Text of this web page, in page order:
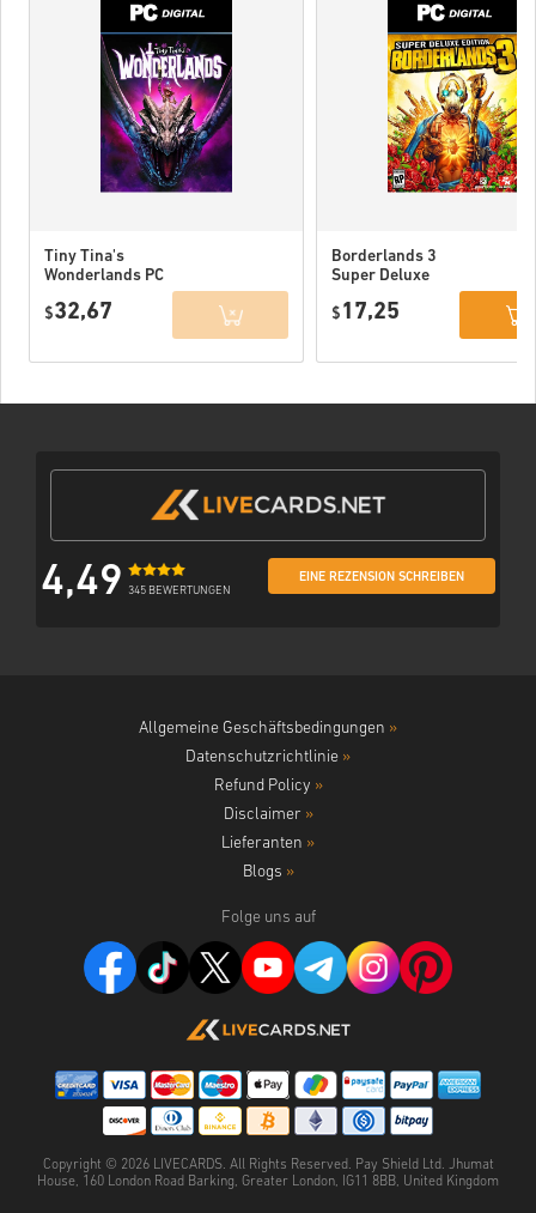
Tiny Tina's
Wonderlands PC
$32,67
Borderlands 3
Super Deluxe
Games) EU
$ 17,25
4,49 345 BEWERTUNGEN
EINE REZENSION SCHREIBEN
Allgemeine Geschäftsbedingungen »
Datenschutzrichtlinie »
Refund Policy »
Disclaimer »
Lieferanten »
Blogs »
Folge uns auf
Copyright © 2026 LIVECARDS. All Rights Reserved. Pay Shield Ltd. Jhumat
House, 160 London Road Barking, Greater London, IG11 8BB, United Kingdom